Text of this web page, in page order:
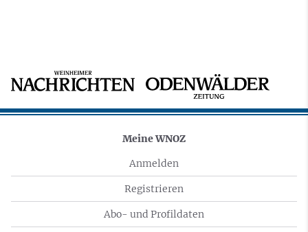
Meine WNOZ
Anmelden
Registrieren
Abo- und Profildaten